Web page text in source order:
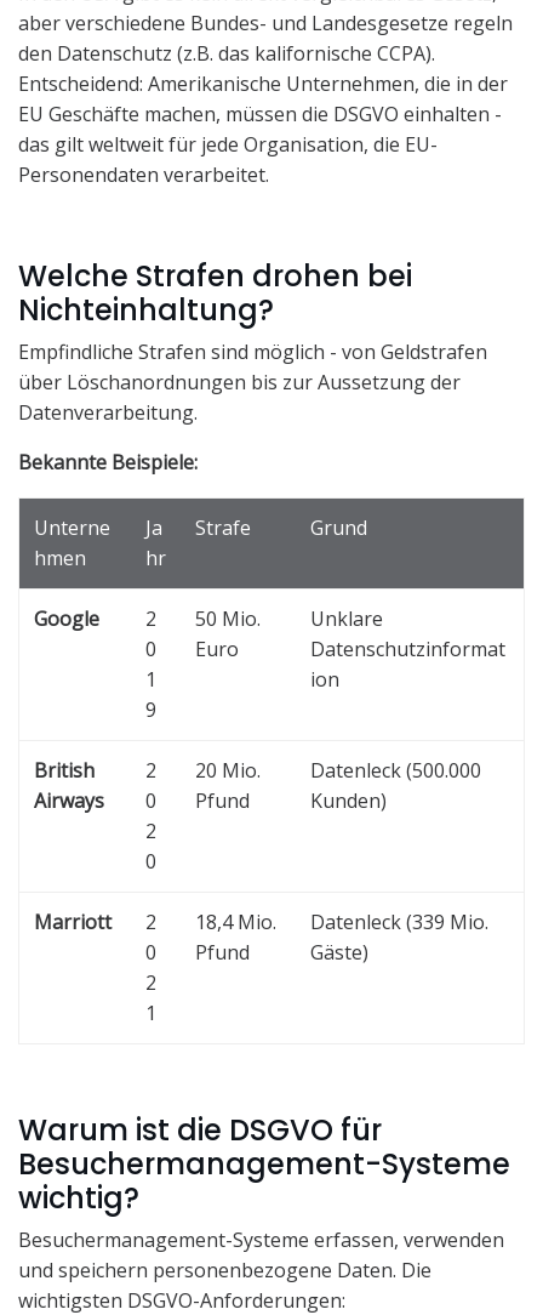
aber verschiedene Bundes- und Landesgesetze regeln
den Datenschutz (z.B. das kalifornische CCPA).
Entscheidend: Amerikanische Unternehmen, die in der
EU Geschäfte machen, müssen die DSGVO einhalten -
das gilt weltweit für jede Organisation, die EU-
Personendaten verarbeitet.
Welche Strafen drohen bei
Nichteinhaltung?
Empfindliche Strafen sind möglich - von Geldstrafen
über Löschanordnungen bis zur Aussetzung der
Datenverarbeitung.
Bekannte Beispiele:
Unterne
hmen
Ja
hr
Strafe Grund
Google
2
0
1
9
50 Mio.
Euro
Unklare
Datenschutzinformat
ion
British
Airways
2
0
2
0
20 Mio.
Pfund
Datenleck (500.000
Kunden)
Marriott
2
0
2
1
18,4 Mio.
Pfund
Datenleck (339 Mio.
Gäste)
Warum ist die DSGVO für
Besuchermanagement-Systeme
wichtig?
Besuchermanagement-Systeme erfassen, verwenden
und speichern personenbezogene Daten. Die
wichtigsten DSGVO-Anforderungen: